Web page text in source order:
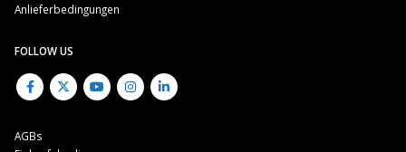
Anlieferbedingungen
FOLLOW US
AGBs